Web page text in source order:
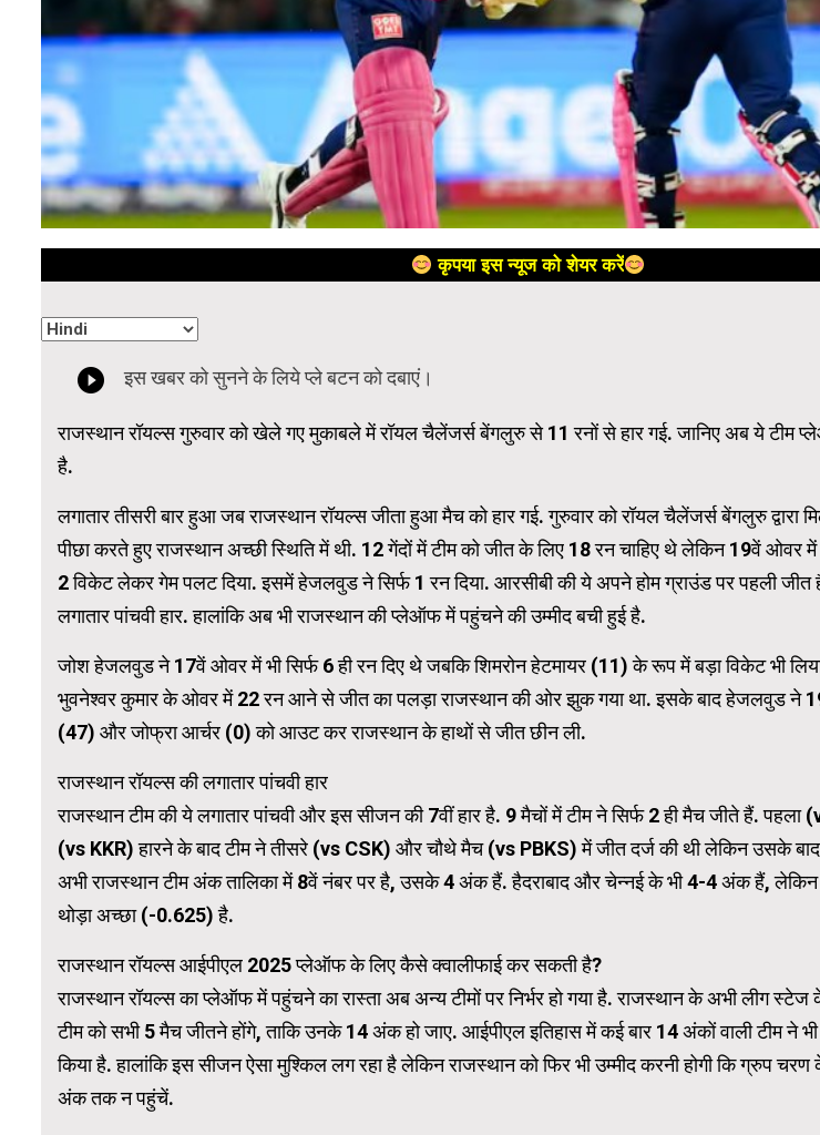
कृपया इस न्यूज को शेयर करें
राजस्थान रॉयल्स गुरुवार को खेले गए मुकाबले में रॉयल चैलेंजर्स बेंगलुरु से 11 रनों से हार गई. जानिए अब ये
है.
लगातार तीसरी बार हुआ जब राजस्थान रॉयल्स जीता हुआ मैच को हार गई. गुरुवार को रॉयल चैलेंजर्स बेंगलुरु द्वारा
पीछा करते हुए राजस्थान अच्छी स्थिति में थी. 12 गेंदों में टीम को जीत के लिए 18 रन चाहिए थे लेकिन 19वें ओवर
2 विकेट लेकर गेम पलट दिया. इसमें हेजलवुड ने सिर्फ 1 रन दिया. आरसीबी की ये अपने होम ग्राउंड पर पहली
लगातार पांचवी हार. हालांकि अब भी राजस्थान की प्लेऑफ में पहुंचने की उम्मीद बची हुई है.
जोश हेजलवुड ने 17वें ओवर में भी सिर्फ 6 ही रन दिए थे जबकि शिमरोन हेटमायर (11) के रूप में बड़ा विकेट भी
भुवनेश्वर कुमार के ओवर में 22 रन आने से जीत का पलड़ा राजस्थान की ओर झुक गया था. इसके बाद हेजलवुड ने
(47) और जोफ्रा आर्चर (0) को आउट कर राजस्थान के हाथों से जीत छीन ली.
राजस्थान रॉयल्स की लगातार पांचवी हार
राजस्थान टीम की ये लगातार पांचवी और इस सीजन की 7वीं हार है. 9 मैचों में टीम ने सिर्फ 2 ही मैच जीते हैं.
(vs KKR) हारने के बाद टीम ने तीसरे (vs CSK) और चौथे मैच (vs PBKS) में जीत दर्ज की थी लेकिन उसके बाद
अभी राजस्थान टीम अंक तालिका में 8वें नंबर पर है, उसके 4 अंक हैं. हैदराबाद और चेन्नई के भी 4-4 अंक हैं,
थोड़ा अच्छा (-0.625) है.
राजस्थान रॉयल्स आईपीएल 2025 प्लेऑफ के लिए कैसे क्वालीफाई कर सकती है?
राजस्थान रॉयल्स का प्लेऑफ में पहुंचने का रास्ता अब अन्य टीमों पर निर्भर हो गया है. राजस्थान के अभी लीग
टीम को सभी 5 मैच जीतने होंगे, ताकि उनके 14 अंक हो जाए. आईपीएल इतिहास में कई बार 14 अंकों वाली टीम ने
किया है. हालांकि इस सीजन ऐसा मुश्किल लग रहा है लेकिन राजस्थान को फिर भी उम्मीद करनी होगी कि ग्रुप
अंक तक न पहुंचें.
WordPress Carousel Trial Version